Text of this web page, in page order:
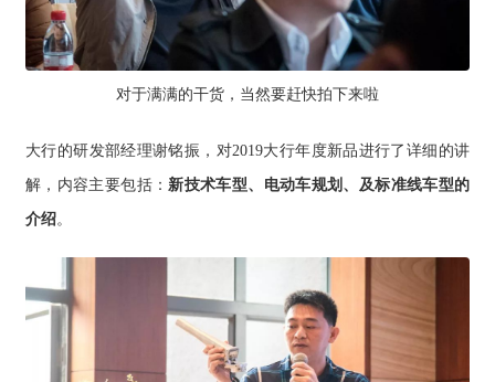
对于满满的干货，当然要赶快拍下来啦
大行的研发部经理谢铭振，对2019大行年度新品进行了详细的讲
解，内容主要包括：新技术车型、电动车规划、及标准线车型的
介绍。